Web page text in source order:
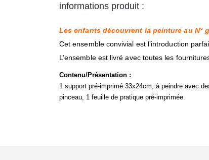
informations produit :
Les enfants découvrent la peinture au N°
Cet ensemble convivial est l’introduction
L’ensemble est livré avec toutes les
Contenu/Présentation :
1 support pré-imprimé 33x24cm, à peindre avec
pinceau, 1 feuille de pratique pré-imprimée.